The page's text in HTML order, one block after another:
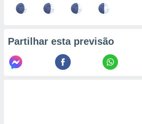
Partilhar esta previsão